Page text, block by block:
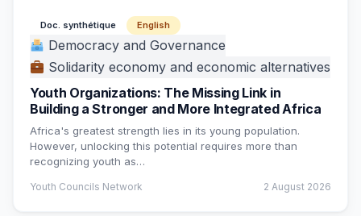
Doc. synthétique English
Democracy and Governance
Solidarity economy and economic alternatives
Youth Organizations: The Missing Link in
Building a Stronger and More Integrated Africa
Africa's greatest strength lies in its young population.
However, unlocking this potential requires more than
recognizing youth as…
Youth Councils Network 2 August 2026